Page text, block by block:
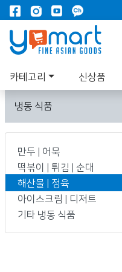
카테고리 신상품
냉동 식품
만두 | 어묵
떡볶이 | 튀김 | 순대
해산물 | 정육
아이스크림 | 디저트
기타 냉동 식품